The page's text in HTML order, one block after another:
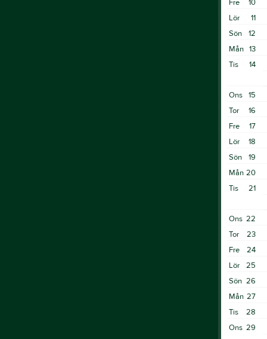
10
Fre
11
Lör
12
Sön
13
Mån
14
Tis
15
Ons
16
Tor
17
Fre
18
Lör
19
Sön
20
Mån
21
Tis
22
Ons
23
Tor
24
Fre
25
Lör
26
Sön
27
Mån
28
Tis
29
Ons